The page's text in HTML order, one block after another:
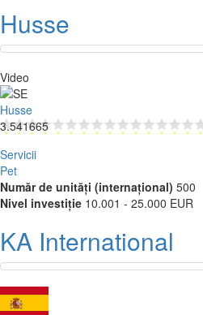
Husse
Video
Husse
3.541665
Servicii
Pet
Număr de unități (internațional) 500
Nivel investiție 10.001 - 25.000 EUR
KA International